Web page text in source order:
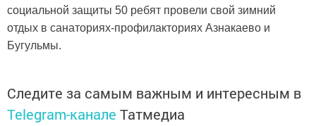
социальной защиты 50 ребят провели свой зимний
отдых в санаториях-профилакториях Азнакаево и
Бугульмы.
Следите за самым важным и интересным в
Telegram-канале Татмедиа